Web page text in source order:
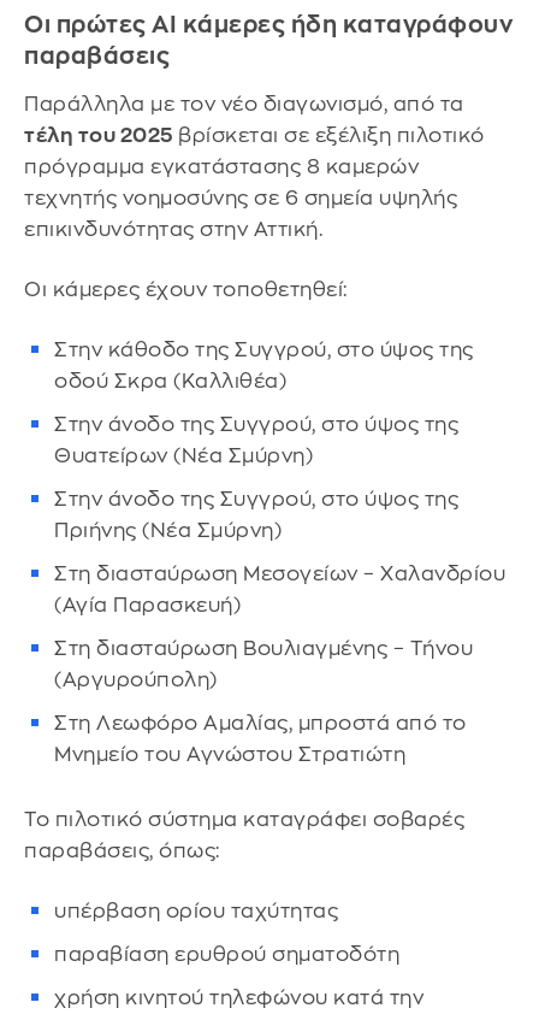
Οι πρώτες AI κάμερες ήδη καταγράφουν
παραβάσεις
Παράλληλα με τον νέο διαγωνισμό, από τα
τέλη του 2025 βρίσκεται σε εξέλιξη πιλοτικό
πρόγραμμα εγκατάστασης 8 καμερών
τεχνητής νοημοσύνης σε 6 σημεία υψηλής
επικινδυνότητας στην Αττική.
Οι κάμερες έχουν τοποθετηθεί:
Στην κάθοδο της Συγγρού, στο ύψος της
οδού Σκρα (Καλλιθέα)
Στην άνοδο της Συγγρού, στο ύψος της
Θυατείρων (Νέα Σμύρνη)
Στην άνοδο της Συγγρού, στο ύψος της
Πριήνης (Νέα Σμύρνη)
Στη διασταύρωση Μεσογείων – Χαλανδρίου
(Αγία Παρασκευή)
Στη διασταύρωση Βουλιαγμένης – Τήνου
(Αργυρούπολη)
Στη Λεωφόρο Αμαλίας, μπροστά από το
Μνημείο του Αγνώστου Στρατιώτη
Το πιλοτικό σύστημα καταγράφει σοβαρές
παραβάσεις, όπως:
υπέρβαση ορίου ταχύτητας
παραβίαση ερυθρού σηματοδότη
χρήση κινητού τηλεφώνου κατά την